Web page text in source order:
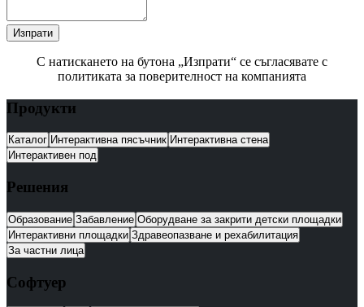
Изпрати
С натискането на бутона „Изпрати“ се съгласявате с
политиката за поверителност на компанията
Продукти
Каталог Интерактивна пясъчник Интерактивна стена
Интерактивен под
Решения
Образование Забавление Оборудване за закрити детски площадки
Интерактивни площадки Здравеопазване и рехабилитация
За частни лица
Софтуер